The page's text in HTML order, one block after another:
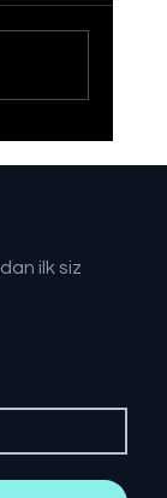
ilk siz